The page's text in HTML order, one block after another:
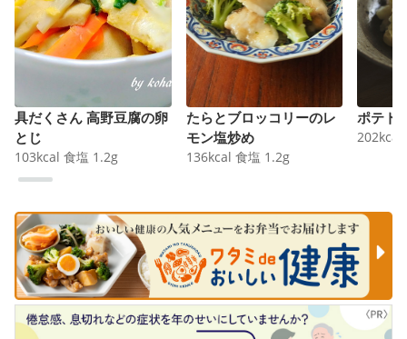
具だくさん 高野豆腐の卵
とじ
103kcal 食塩 1.2g
たらとブロッコリーのレ
モン塩炒め
136kcal 食塩 1.2g
ポテト
202kcal